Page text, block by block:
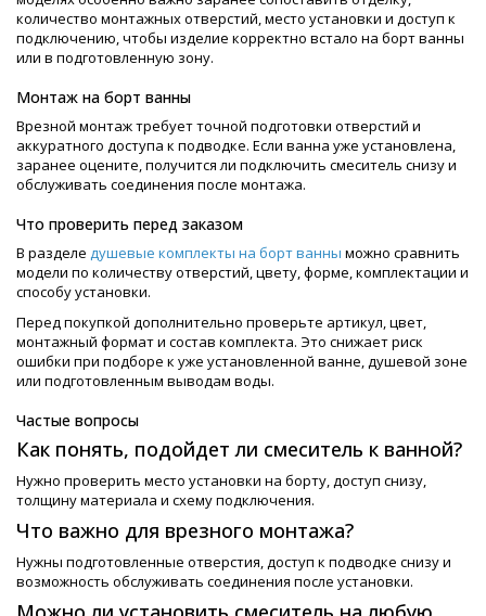
количество монтажных отверстий, место установки и доступ к
подключению, чтобы изделие корректно встало на борт ванны
или в подготовленную зону.
Монтаж на борт ванны
Врезной монтаж требует точной подготовки отверстий и
аккуратного доступа к подводке. Если ванна уже установлена,
заранее оцените, получится ли подключить смеситель снизу и
обслуживать соединения после монтажа.
Что проверить перед заказом
В разделе душевые комплекты на борт ванны можно сравнить
модели по количеству отверстий, цвету, форме, комплектации и
способу установки.
Перед покупкой дополнительно проверьте артикул, цвет,
монтажный формат и состав комплекта. Это снижает риск
ошибки при подборе к уже установленной ванне, душевой зоне
или подготовленным выводам воды.
Частые вопросы
Как понять, подойдет ли смеситель к ванной?
Нужно проверить место установки на борту, доступ снизу,
толщину материала и схему подключения.
Что важно для врезного монтажа?
Нужны подготовленные отверстия, доступ к подводке снизу и
возможность обслуживать соединения после установки.